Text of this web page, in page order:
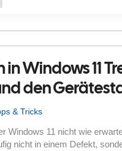
in Windows 11
den
& Tricks
Windows 11 nicht wie
nicht in einem Defekt,